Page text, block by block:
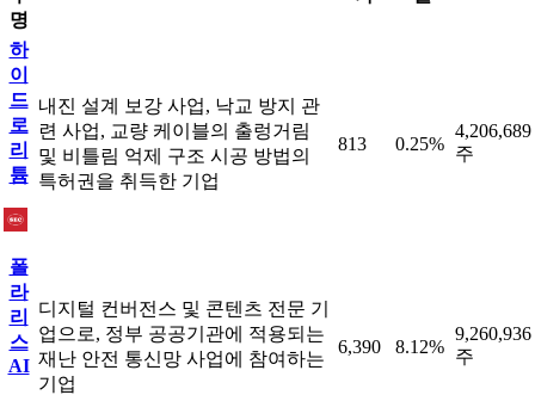
명
하
이
드
로
리
튬
내진 설계 보강 사업, 낙교 방지 관
련 사업, 교량 케이블의 출렁거림
및 비틀림 억제 구조 시공 방법의
특허권을 취득한 기업
813 0.25%
4,206,689
주
폴
라
리
스
AI
디지털 컨버전스 및 콘텐츠 전문 기
업으로, 정부 공공기관에 적용되는
재난 안전 통신망 사업에 참여하는
기업
6,390 8.12%
9,260,936
주